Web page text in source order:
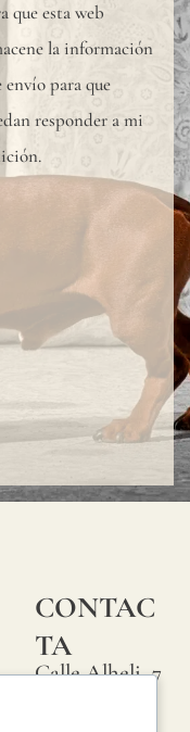
que esta web
la información
envío para que
responder a mi
CONTAC
TA
Calle Alheli, 7